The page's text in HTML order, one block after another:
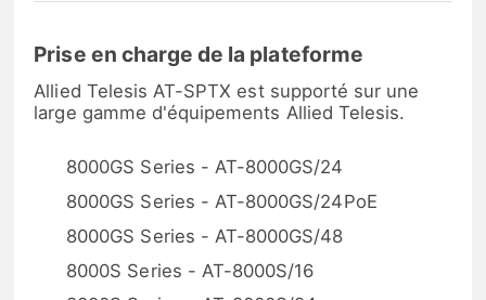
Prise en charge de la plateforme
Allied Telesis AT-SPTX est supporté sur une
large gamme d'équipements Allied Telesis.
8000GS Series - AT-8000GS/24
8000GS Series - AT-8000GS/24PoE
8000GS Series - AT-8000GS/48
8000S Series - AT-8000S/16